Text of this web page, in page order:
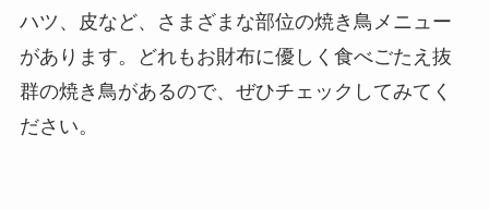
ハツ、皮など、さまざまな部位の焼き鳥メニュー
があります。どれもお財布に優しく食べごたえ抜
群の焼き鳥があるので、ぜひチェックしてみてく
ださい。